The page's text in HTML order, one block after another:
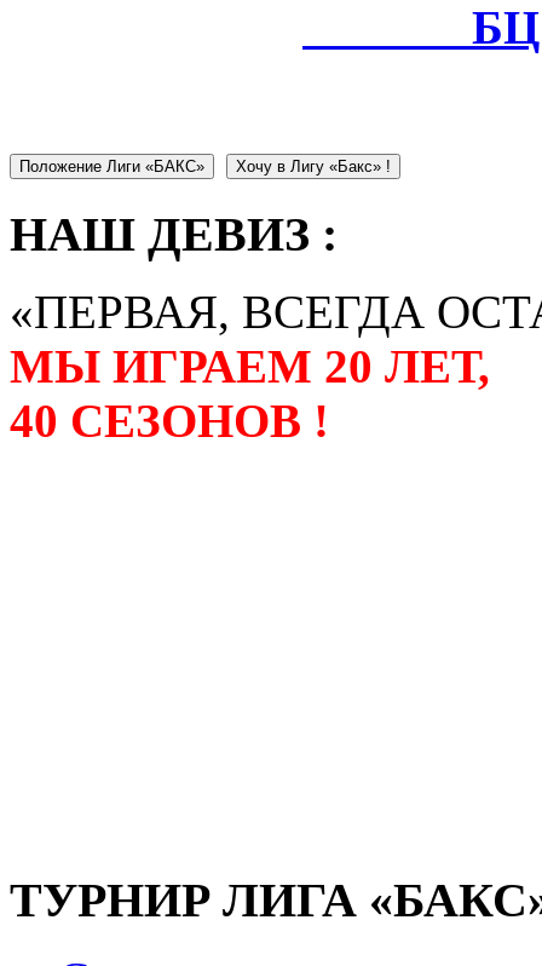
БЦ
Положение Лиги «БАКС» Хочу в Лигу «Бакс» !
НАШ ДЕВИЗ :
«ПЕРВАЯ, ВСЕГДА
МЫ ИГРАЕМ 20 ЛЕТ,
40 СЕЗОНОВ !
ТУРНИР ЛИГА